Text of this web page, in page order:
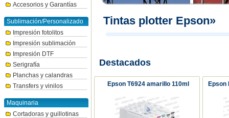
Accesorios y Garantías
Sublimación/Personalizado
Impresión fotolitos
Impresión sublimación
Impresión DTF
Serigrafía
Planchas y calandras
Transfers y vinilos
Maquinaria
Cortadoras y guillotinas
Tintas plotter Epson»
Destacados
Epson T6924 amarillo 110ml Epson